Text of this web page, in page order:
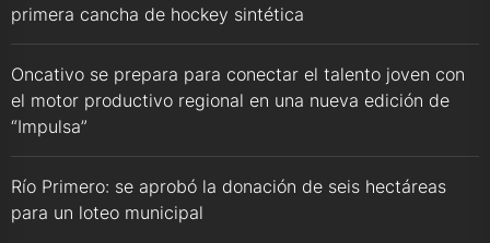
primera cancha de hockey sintética
Oncativo se prepara para conectar el talento joven con
el motor productivo regional en una nueva edición de
“Impulsa”
Río Primero: se aprobó la donación de seis hectáreas
para un loteo municipal